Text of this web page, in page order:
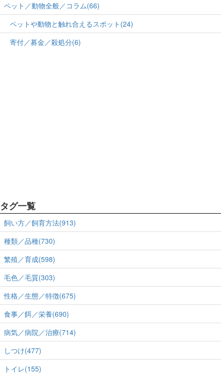
ペット／動物全般／コラム(66)
ペットや動物と触れ合えるスポット(24)
寄付／募金／殺処分(6)
タグ一覧
飼い方／飼育方法(913)
種類／品種(730)
繁殖／育成(598)
毛色／毛質(303)
性格／生態／特徴(675)
食事／餌／栄養(690)
病気／病院／治療(714)
しつけ(477)
トイレ(155)